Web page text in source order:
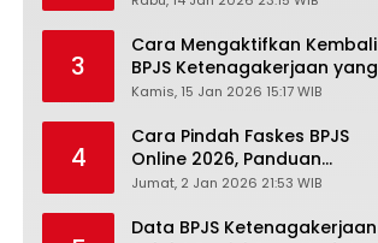
3
Cara Mengaktifkan Kembali
BPJS Ketenagakerjaan yang
Nonaktif, Begini Panduan
Kamis, 15 Jan 2026 15:17 WIB
4
Cara Pindah Faskes BPJS
Online 2026, Panduan
Lengkap via Mobile JKN,
Cabang
Jumat, 2 Jan 2026 21:53 WIB
Data BPJS Ketenagakerjaan